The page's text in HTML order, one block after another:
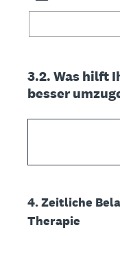
3.2. Was hilft
besser
4. Zeitliche
Therapie